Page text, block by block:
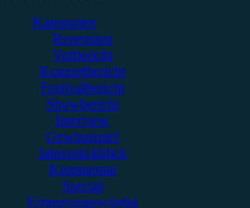
Kategorien
Rezension
Vorbericht
Konzertbericht
Festivalbericht
Showbericht
Interview
Gewinnspiel
Jahresrückblick
Kommentar
Special
Erinnerungswürdig